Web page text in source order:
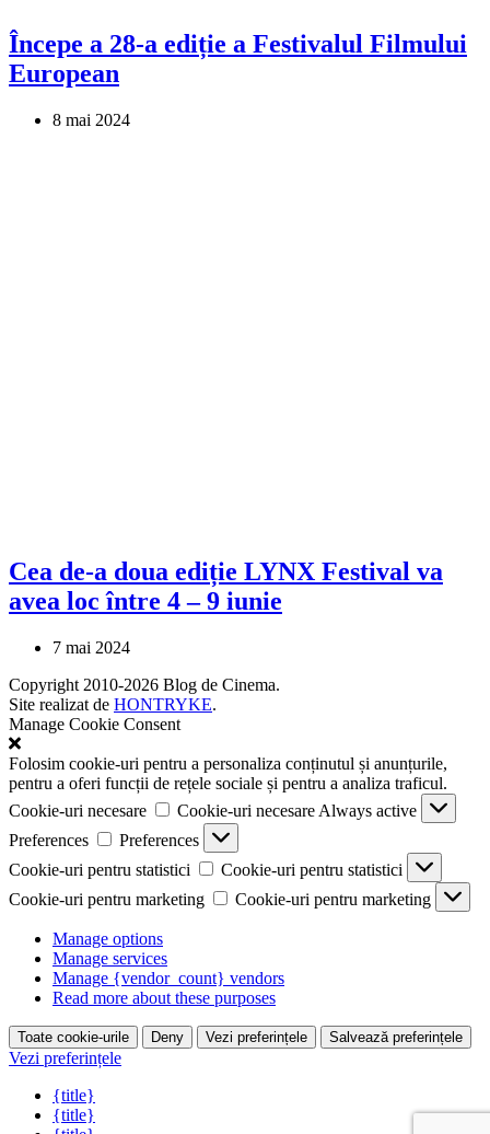
Începe a 28-a ediție a Festivalul Filmului
European
8 mai 2024
Cea de-a doua ediție LYNX Festival va
avea loc între 4 – 9 iunie
7 mai 2024
Copyright 2010-2026 Blog de Cinema.
Site realizat de HONTRYKE.
Manage Cookie Consent
Folosim cookie-uri pentru a personaliza conținutul și anunțurile,
pentru a oferi funcții de rețele sociale și pentru a analiza traficul.
Cookie-uri necesare
Cookie-uri necesare Always active
Preferences
Preferences
Cookie-uri pentru statistici
Cookie-uri pentru statistici
Cookie-uri pentru marketing
Cookie-uri pentru marketing
Manage options
Manage services
Manage {vendor_count} vendors
Read more about these purposes
Toate cookie-urile Deny Vezi preferințele Salvează preferințele
Vezi preferințele
{title}
{title}